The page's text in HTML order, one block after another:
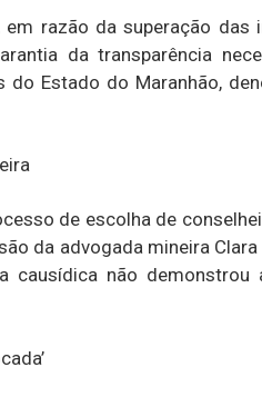
razão da superação
da transparência
do Estado do Maranhão,
de escolha de
da advogada mineira
causídica não demonstrou